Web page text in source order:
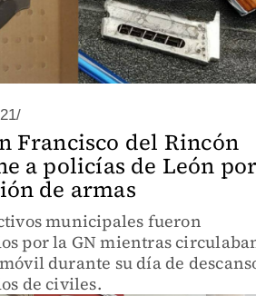
Francisco del Rincón
a policías de León por
de armas
municipales fueron
por la GN mientras
durante su día de
de civiles.